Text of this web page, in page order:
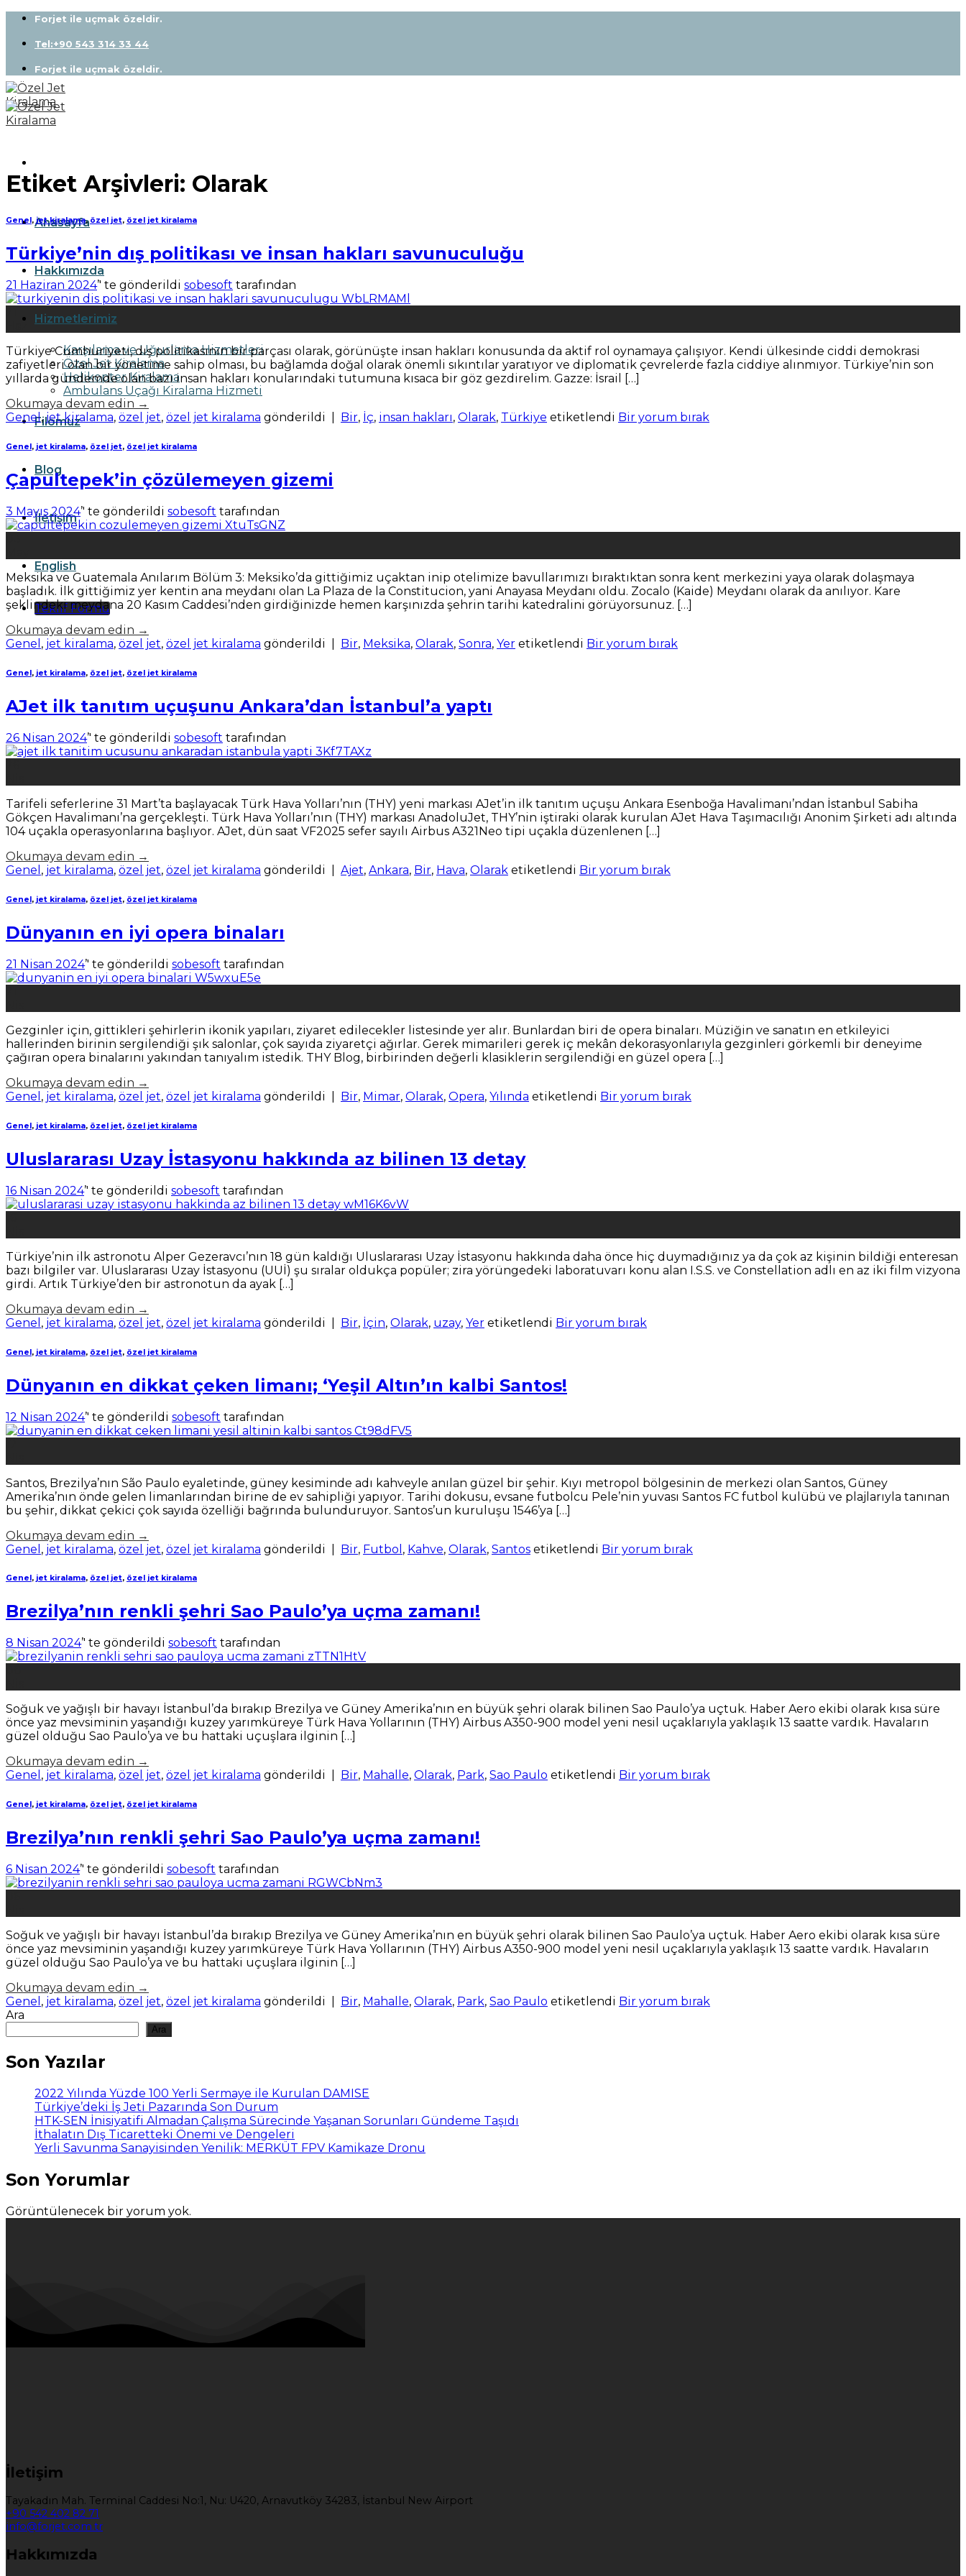
Skip
content
Forjet ile uçmak özeldir.
Tel:+90 543 314 33 44
Forjet ile uçmak özeldir.
Anasayfa
Hakkımızda
Hizmetlerimiz
Karşılama ve Uğurlama Hizmetleri
Özel Jet Kiralama
Helikopter Kiralama
Ambulans Uçağı Kiralama Hizmeti
Filomuz
Blog
İletişim
English
Teklif Formu
Etiket Arşivleri: Olarak
Genel , jet kiralama,özel jet, özel jet kiralama
Türkiye’nin dış politikası ve insan hakları savunuculuğu
21 Haziran 2024’' te gönderildi sobesoft tarafından
Türkiye Cumhuriyeti, dış politikasının bir parçası olarak, görünüşte insan hakları konusunda da aktif rol oynamaya çalışıyor. Kendi ülkesinde ciddi demokrasi
zafiyetleri olan bir yönetime sahip olması, bu bağlamda doğal olarak önemli sıkıntılar yaratıyor ve diplomatik çevrelerde fazla ciddiye alınmıyor. Türkiye’nin son
yıllarda gündemde olan bazı insan hakları konularındaki tutumuna kısaca bir göz gezdirelim. Gazze: İsrail […]
Okumaya devam edin →
Genel,jet kiralama, özel jet, özel jet kiralama gönderildi Bir, İç, insan hakları, Olarak, Türkiye etiketlendi Bir yorum bırak
Genel , jet kiralama, özel jet, özel jet kiralama
Çapultepek’in çözülemeyen gizemi
3 Mayıs 2024’' te gönderildi sobesoft tarafından
Meksika ve Guatemala Anılarım Bölüm 3: Meksiko’da gittiğimiz uçaktan inip otelimize bavullarımızı bıraktıktan sonra kent merkezini yaya olarak dolaşmaya
başladık. İlk gittiğimiz yer kentin ana meydanı olan La Plaza de la Constitucion, yani Anayasa Meydanı oldu. Zocalo (Kaide) Meydanı olarak da anılıyor. Kare
şeklindeki meydana 20 Kasım Caddesi’nden girdiğinizde hemen karşınızda şehrin tarihi katedralini görüyorsunuz. […]
Okumaya devam edin →
Genel , jet kiralama, özel jet, özel jet kiralama gönderildi Bir, Meksika, Olarak, Sonra, Yer etiketlendi Bir yorum bırak
Genel , jet kiralama, özel jet, özel jet kiralama
AJet ilk tanıtım uçuşunu Ankara’dan İstanbul’a yaptı
26 Nisan 2024’' te gönderildi sobesoft tarafından
Tarifeli seferlerine 31 Mart’ta başlayacak Türk Hava Yolları’nın (THY) yeni markası AJet’in ilk tanıtım uçuşu Ankara Esenboğa Havalimanı’ndan İstanbul Sabiha
Gökçen Havalimanı’na gerçekleşti. Türk Hava Yolları’nın (THY) markası AnadoluJet, THY’nin iştiraki olarak kurulan AJet Hava Taşımacılığı Anonim Şirketi adı altında
104 uçakla operasyonlarına başlıyor. AJet, dün saat VF2025 sefer sayılı Airbus A321Neo tipi uçakla düzenlenen […]
Okumaya devam edin →
Genel , jet kiralama, özel jet, özel jet kiralama gönderildi Ajet, Ankara, Bir, Hava, Olarak etiketlendi Bir yorum bırak
Genel, jet kiralama, özel jet, özel jet kiralama
Dünyanın en iyi opera binaları
21 Nisan 2024’' te gönderildi sobesoft tarafından
Gezginler için, gittikleri şehirlerin ikonik yapıları, ziyaret edilecekler listesinde yer alır. Bunlardan biri de opera binaları. Müziğin ve sanatın en etkileyici
hallerinden birinin sergilendiği şık salonlar, çok sayıda ziyaretçi ağırlar. Gerek mimarileri gerek iç mekân dekorasyonlarıyla gezginleri görkemli bir deneyime
çağıran opera binalarını yakından tanıyalım istedik. THY Blog, birbirinden değerli klasiklerin sergilendiği en güzel opera […]
Okumaya devam edin →
Genel , jet kiralama, özel jet, özel jet kiralama gönderildi Bir, Mimar, Olarak, Opera, Yılında etiketlendi Bir yorum bırak
Genel, jet kiralama, özel jet, özel jet kiralama
Uluslararası Uzay İstasyonu hakkında az bilinen 13 detay
16 Nisan 2024’' te gönderildi sobesoft tarafından
Türkiye’nin ilk astronotu Alper Gezeravcı’nın 18 gün kaldığı Uluslararası Uzay İstasyonu hakkında daha önce hiç duymadığınız ya da çok az kişinin bildiği enteresan
bazı bilgiler var. Uluslararası Uzay İstasyonu (UUİ) şu sıralar oldukça popüler; zira yörüngedeki laboratuvarı konu alan I.S.S. ve Constellation adlı en az iki film vizyona
girdi. Artık Türkiye’den bir astronotun da ayak […]
Okumaya devam edin →
Genel , jet kiralama, özel jet, özel jet kiralama gönderildi Bir, İçin, Olarak, uzay, Yer etiketlendi Bir yorum bırak
Genel, jet kiralama, özel jet, özel jet kiralama
Dünyanın en dikkat çeken limanı; ‘Yeşil Altın’ın kalbi Santos!
12 Nisan 2024’' te gönderildi sobesoft tarafından
Santos, Brezilya’nın São Paulo eyaletinde, güney kesiminde adı kahveyle anılan güzel bir şehir. Kıyı metropol bölgesinin de merkezi olan Santos, Güney
Amerika’nın önde gelen limanlarından birine de ev sahipliği yapıyor. Tarihi dokusu, evsane futbolcu Pele’nin yuvası Santos FC futbol kulübü ve plajlarıyla tanınan
bu şehir, dikkat çekici çok sayıda özelliği bağrında bulunduruyor. Santos’un kuruluşu 1546’ya […]
Okumaya devam edin →
Genel , jet kiralama, özel jet, özel jet kiralama gönderildi Bir, Futbol , Kahve, Olarak, Santos etiketlendi Bir yorum bırak
Genel , jet kiralama, özel jet, özel jet kiralama
Brezilya’nın renkli şehri Sao Paulo’ya uçma zamanı!
8 Nisan 2024’' te gönderildi sobesoft tarafından
Soğuk ve yağışlı bir havayı İstanbul’da bırakıp Brezilya ve Güney Amerika’nın en büyük şehri olarak bilinen Sao Paulo’ya uçtuk. Haber Aero ekibi olarak kısa süre
önce yaz mevsiminin yaşandığı kuzey yarımküreye Türk Hava Yollarının (THY) Airbus A350-900 model yeni nesil uçaklarıyla yaklaşık 13 saatte vardık. Havaların
güzel olduğu Sao Paulo’ya ve bu hattaki uçuşlara ilginin […]
Okumaya devam edin →
Genel , jet kiralama, özel jet, özel jet kiralama gönderildi Bir, Mahalle, Olarak, Park, Sao Paulo etiketlendi Bir yorum bırak
Genel , jet kiralama, özel jet, özel jet kiralama
Brezilya’nın renkli şehri Sao Paulo’ya uçma zamanı!
6 Nisan 2024’' te gönderildi sobesoft tarafından
Soğuk ve yağışlı bir havayı İstanbul’da bırakıp Brezilya ve Güney Amerika’nın en büyük şehri olarak bilinen Sao Paulo’ya uçtuk. Haber Aero ekibi olarak kısa süre
önce yaz mevsiminin yaşandığı kuzey yarımküreye Türk Hava Yollarının (THY) Airbus A350-900 model yeni nesil uçaklarıyla yaklaşık 13 saatte vardık. Havaların
güzel olduğu Sao Paulo’ya ve bu hattaki uçuşlara ilginin […]
Okumaya devam edin →
Genel , jet kiralama, özel jet, özel jet kiralama gönderildi Bir, Mahalle, Olarak, Park, Sao Paulo etiketlendi Bir yorum bırak
Ara
Ara
Son Yazılar
2022 Yılında Yüzde 100 Yerli Sermaye ile Kurulan DAMISE
Türkiye’deki İş Jeti Pazarında Son Durum
HTK-SEN İnisiyatifi Almadan Çalışma Sürecinde Yaşanan Sorunları Gündeme Taşıdı
İthalatın Dış Ticaretteki Önemi ve Dengeleri
Yerli Savunma Sanayisinden Yenilik: MERKÜT FPV Kamikaze Dronu
Son Yorumlar
Görüntülenecek bir yorum yok.
İletişim
Tayakadın Mah. Terminal Caddesi No:1, Nu: U420, Arnavutköy 34283, İstanbul New Airport
+90 542 402 82 71
info@forjet.com.tr
Hakkımızda